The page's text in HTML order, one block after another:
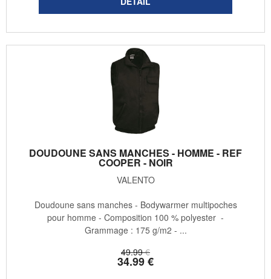
DOUDOUNE SANS MANCHES - HOMME - REF
COOPER - NOIR
VALENTO
49.99 €
34.99€
Doudoune sans manches - Bodywarmer multipoches
pour homme - Composition 100 % polyester -
Grammage : 175 g/m2 - ...